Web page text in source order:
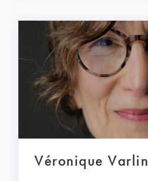
Véronique Varlin